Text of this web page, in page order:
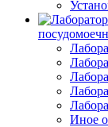
Иное